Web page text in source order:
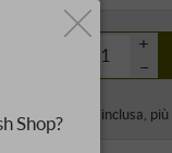
+
–
Prezzo (DE) IVA inclusa , più
Shop?